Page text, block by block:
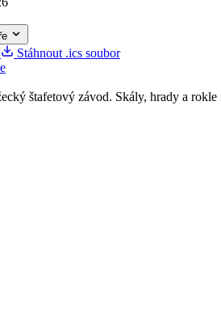
Stáhnout .ics soubor
štafetový závod. Skály, hrady a